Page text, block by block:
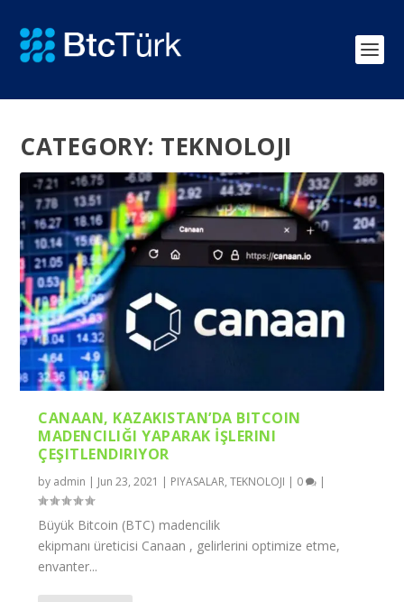
CATEGORY: TEKNOLOJI
CANAAN, KAZAKISTAN’DA BITCOIN
MADENCILIĞI YAPARAK İŞLERINI
ÇEŞITLENDIRIYOR
by admin | Jun 23, 2021 | PIYASALAR,TEKNOLOJI | 0 |
Büyük Bitcoin (BTC) madencilik
ekipmanı üreticisi Canaan , gelirlerini optimize etme,
envanter...